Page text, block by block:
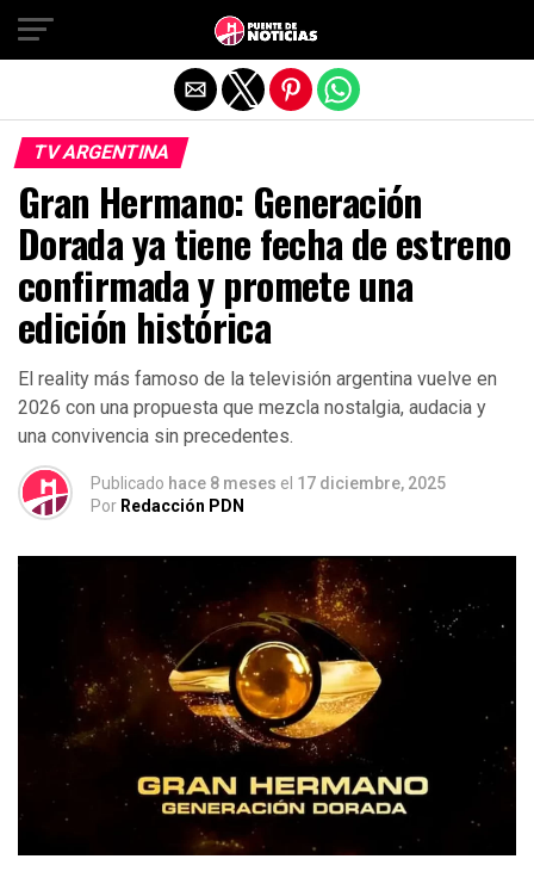
TV ARGENTINA
Gran Hermano: Generación
Dorada ya tiene fecha de estreno
confirmada y promete una
edición histórica
El reality más famoso de la televisión argentina vuelve en
2026 con una propuesta que mezcla nostalgia, audacia y
una convivencia sin precedentes.
Publicado hace 8 meses el 17 diciembre, 2025
Por Redacción PDN
Salir de la versión móvil